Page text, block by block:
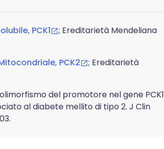
PCK1
; Ereditarietà Mendeliana
PCK2
; Ereditarietà
del promotore nel gene PCK1
al diabete mellito di tipo 2. J Clin